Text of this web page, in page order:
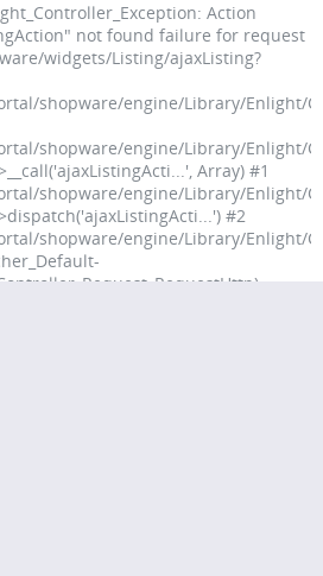
Action
not found failure for request
widgets/Listing/ajaxListing?
shopware/engine/Library/Enlight/
shopware/engine/Library/Enlight/
Array) #1
shopware/engine/Library/Enlight/
#2
shopware/engine/Library/Enlight/